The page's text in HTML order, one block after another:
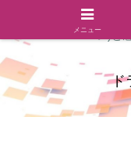
ドラマのシーンとセリ
バレ)と
ド
メニュー